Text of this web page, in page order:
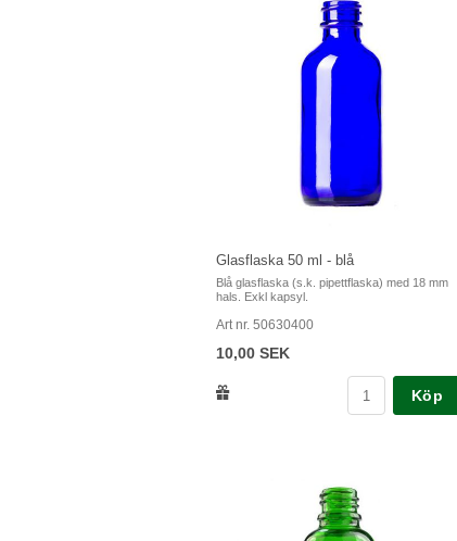
Glasflaska 50 ml - blå
Blå glasflaska (s.k. pipettflaska) med 18 mm
hals. Exkl kapsyl.
Art nr. 50630400
10,00 SEK
Köp